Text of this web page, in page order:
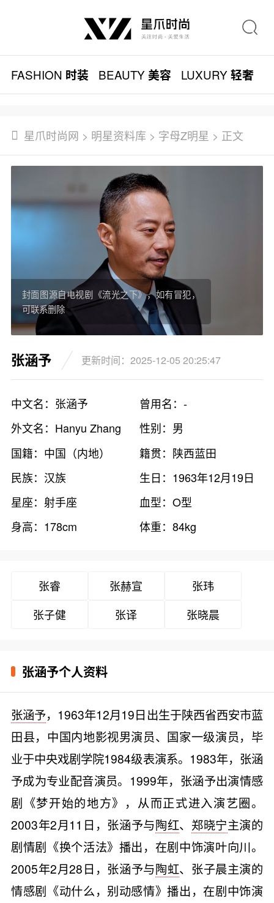
FASHION 时装 BEAUTY美容 LUXURY轻奢
星爪时尚网 > 明星资料库 > 字母Z明星 > 正文
封面图源自电视剧《流光之下》，如有冒犯，
可联系删除
张涵予 更新时间：2025-12-05 20:25:47
中文名：张涵予
曾用名：-
外文名：Hanyu Zhang
性别：男
国籍：中国（内地）
籍贯：陕西蓝田
民族：汉族
生日：1963年12月19日
星座：射手座
血型：O型
身高：178cm
体重：84kg
张睿 张赫宣
张玮
张子健
张译 张晓晨
张涵予个人资料
张涵予，1963年12月19日出生于陕西省西安市蓝
田县，中国内地影视男演员、国家一级演员，毕
业于中央戏剧学院1984级表演系。1983年，张涵
予成为专业配音演员。1999年，张涵予出演情感
剧《梦开始的地方》，从而正式进入演艺圈。
2003年2月11日，张涵予与陶红、 郑晓宁主演的
剧情剧《换个活法》播出，在剧中饰演叶向川。
2005年2月28日，张涵予与陶虹、张子晨主演的
情感剧《动什么，别动感情》播出，在剧中饰演